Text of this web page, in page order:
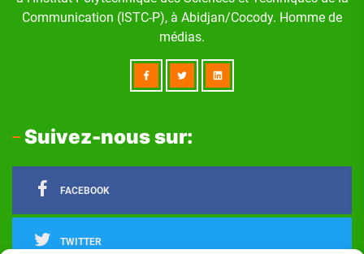
Communication (ISTC-P), à Abidjan/Cocody. Homme de
médias.
Suivez-nous sur:
FACEBOOK
TWITTER